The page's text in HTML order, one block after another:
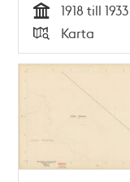
Tid
1918 till 1933
Typ
Karta